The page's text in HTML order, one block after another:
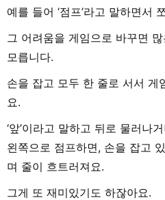
예를 들어 ‘점프’라고 말하면서
그 어려움을 게임으로 바꾸면
모릅니다.
손을 잡고 모두 한 줄로 서서 게
요.
‘앞’이라고 말하고 뒤로 물러나
왼쪽으로 점프하면, 손을 잡고
며 줄이 흐트러져요.
그게 또 재미있기도 하잖아요.